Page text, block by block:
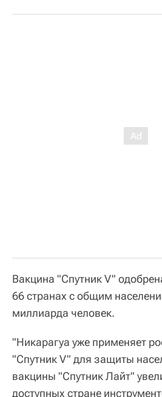
Вакцина "Спутник V"
66 странах с общим
миллиарда человек.
"Никарагуа уже применяет
"Спутник V" для защиты
вакцины "Спутник Лайт"
доступных стране